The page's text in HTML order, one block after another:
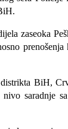
zaseoka
BiH,
saradnje